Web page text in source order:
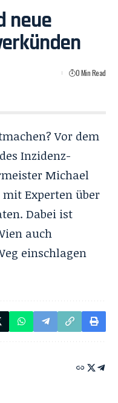
neue
0 Min Read
Vor dem
Inzidenz-
Michael
mit Experten über
Dabei ist
auch
einschlagen